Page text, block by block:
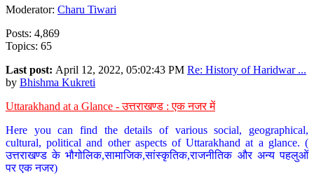
Moderator: Charu Tiwari
Posts: 4,869
Topics: 65
Last post: April 12, 2022, 05:02:43 PM Re: History of Haridwar ...
by Bhishma Kukreti
Uttarakhand at a Glance - उत्तराखण्ड : एक नजर में
Here you can find the details of various social, geographical,
cultural, political and other aspects of Uttarakhand at a glance. (
उत्तराखण्ड के भौगोलिक,सामाजिक,सांस्कृतिक,राजनीतिक और अन्य पहलुओं
पर एक नजर)